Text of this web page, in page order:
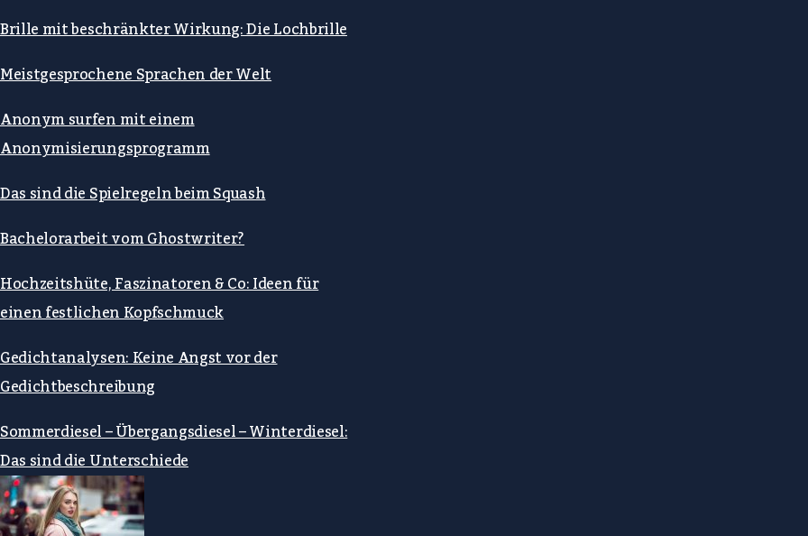
Brille mit beschränkter Wirkung: Die Lochbrille
Meistgesprochene Sprachen der Welt
Anonym surfen mit einem
Anonymisierungsprogramm
Das sind die Spielregeln beim Squash
Bachelorarbeit vom Ghostwriter?
Hochzeitshüte, Faszinatoren & Co: Ideen für
einen festlichen Kopfschmuck
Gedichtanalysen: Keine Angst vor der
Gedichtbeschreibung
Sommerdiesel – Übergangsdiesel – Winterdiesel:
Das sind die Unterschiede